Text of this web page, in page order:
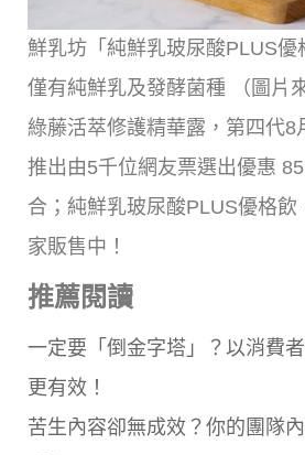
鮮乳坊「純鮮乳玻尿酸PLUS優
僅有純鮮乳及發酵菌種 （圖片
綠藤活萃修護精華露，第四代8
推出由5千位網友票選出優惠
合；純鮮乳玻尿酸PLUS優格飲
家販售中！
推薦閱讀
一定要「倒金字塔」？以消費
更有效！
苦生內容卻無成效？你的團隊